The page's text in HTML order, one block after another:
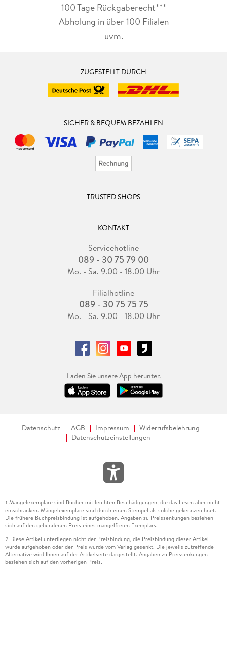
100 Tage Rückgaberecht***
Abholung in über 100 Filialen
uvm.
ZUGESTELLT DURCH
SICHER & BEQUEM BEZAHLEN
TRUSTED SHOPS
KONTAKT
Servicehotline
089 - 30 75 79 00
Mo. - Sa. 9.00 - 18.00 Uhr
Filialhotline
089 - 30 75 75 75
Mo. - Sa. 9.00 - 18.00 Uhr
Laden Sie unsere App herunter.
Datenschutz AGB Impressum
Widerrufsbelehrung
Datenschutzeinstellungen
1 Mängelexemplare sind Bücher mit leichten Beschädigungen, die das Lesen aber nicht
einschränken. Mängelexemplare sind durch einen Stempel als solche gekennzeichnet.
Die frühere Buchpreisbindung ist aufgehoben. Angaben zu Preissenkungen beziehen
sich auf den gebundenen Preis eines mangelfreien Exemplars.
2 Diese Artikel unterliegen nicht der Preisbindung, die Preisbindung dieser Artikel
wurde aufgehoben oder der Preis wurde vom Verlag gesenkt. Die jeweils zutreffende
Alternative wird Ihnen auf der Artikelseite dargestellt. Angaben zu Preissenkungen
beziehen sich auf den vorherigen Preis.